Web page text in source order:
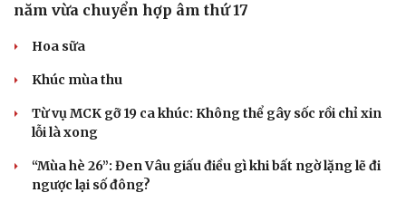
năm vừa chuyển hợp âm thứ 17
Hoa sữa
Khúc mùa thu
Từ vụ MCK gỡ 19 ca khúc: Không thể gây sốc rồi chỉ xin
lỗi là xong
“Mùa hè 26”: Đen Vâu giấu điều gì khi bất ngờ lặng lẽ đi
ngược lại số đông?